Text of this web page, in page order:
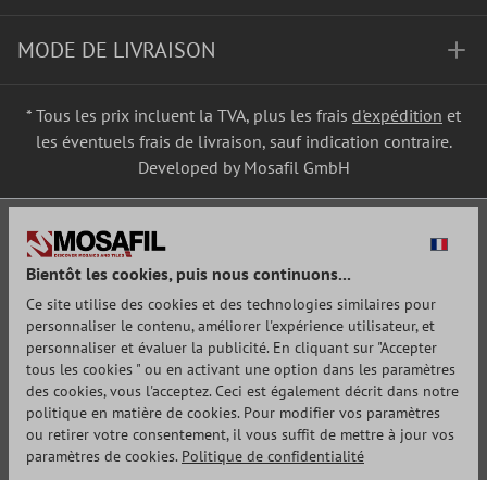
MODE DE LIVRAISON
* Tous les prix incluent la TVA, plus les frais d'expédition et
les éventuels frais de livraison, sauf indication contraire.
Developed by Mosafil GmbH
Bientôt les cookies, puis nous continuons...
Ce site utilise des cookies et des technologies similaires pour
personnaliser le contenu, améliorer l'expérience utilisateur, et
personnaliser et évaluer la publicité. En cliquant sur "Accepter
tous les cookies " ou en activant une option dans les paramètres
des cookies, vous l'acceptez. Ceci est également décrit dans notre
politique en matière de cookies. Pour modifier vos paramètres
ou retirer votre consentement, il vous suffit de mettre à jour vos
paramètres de cookies. Politique de confidentialité